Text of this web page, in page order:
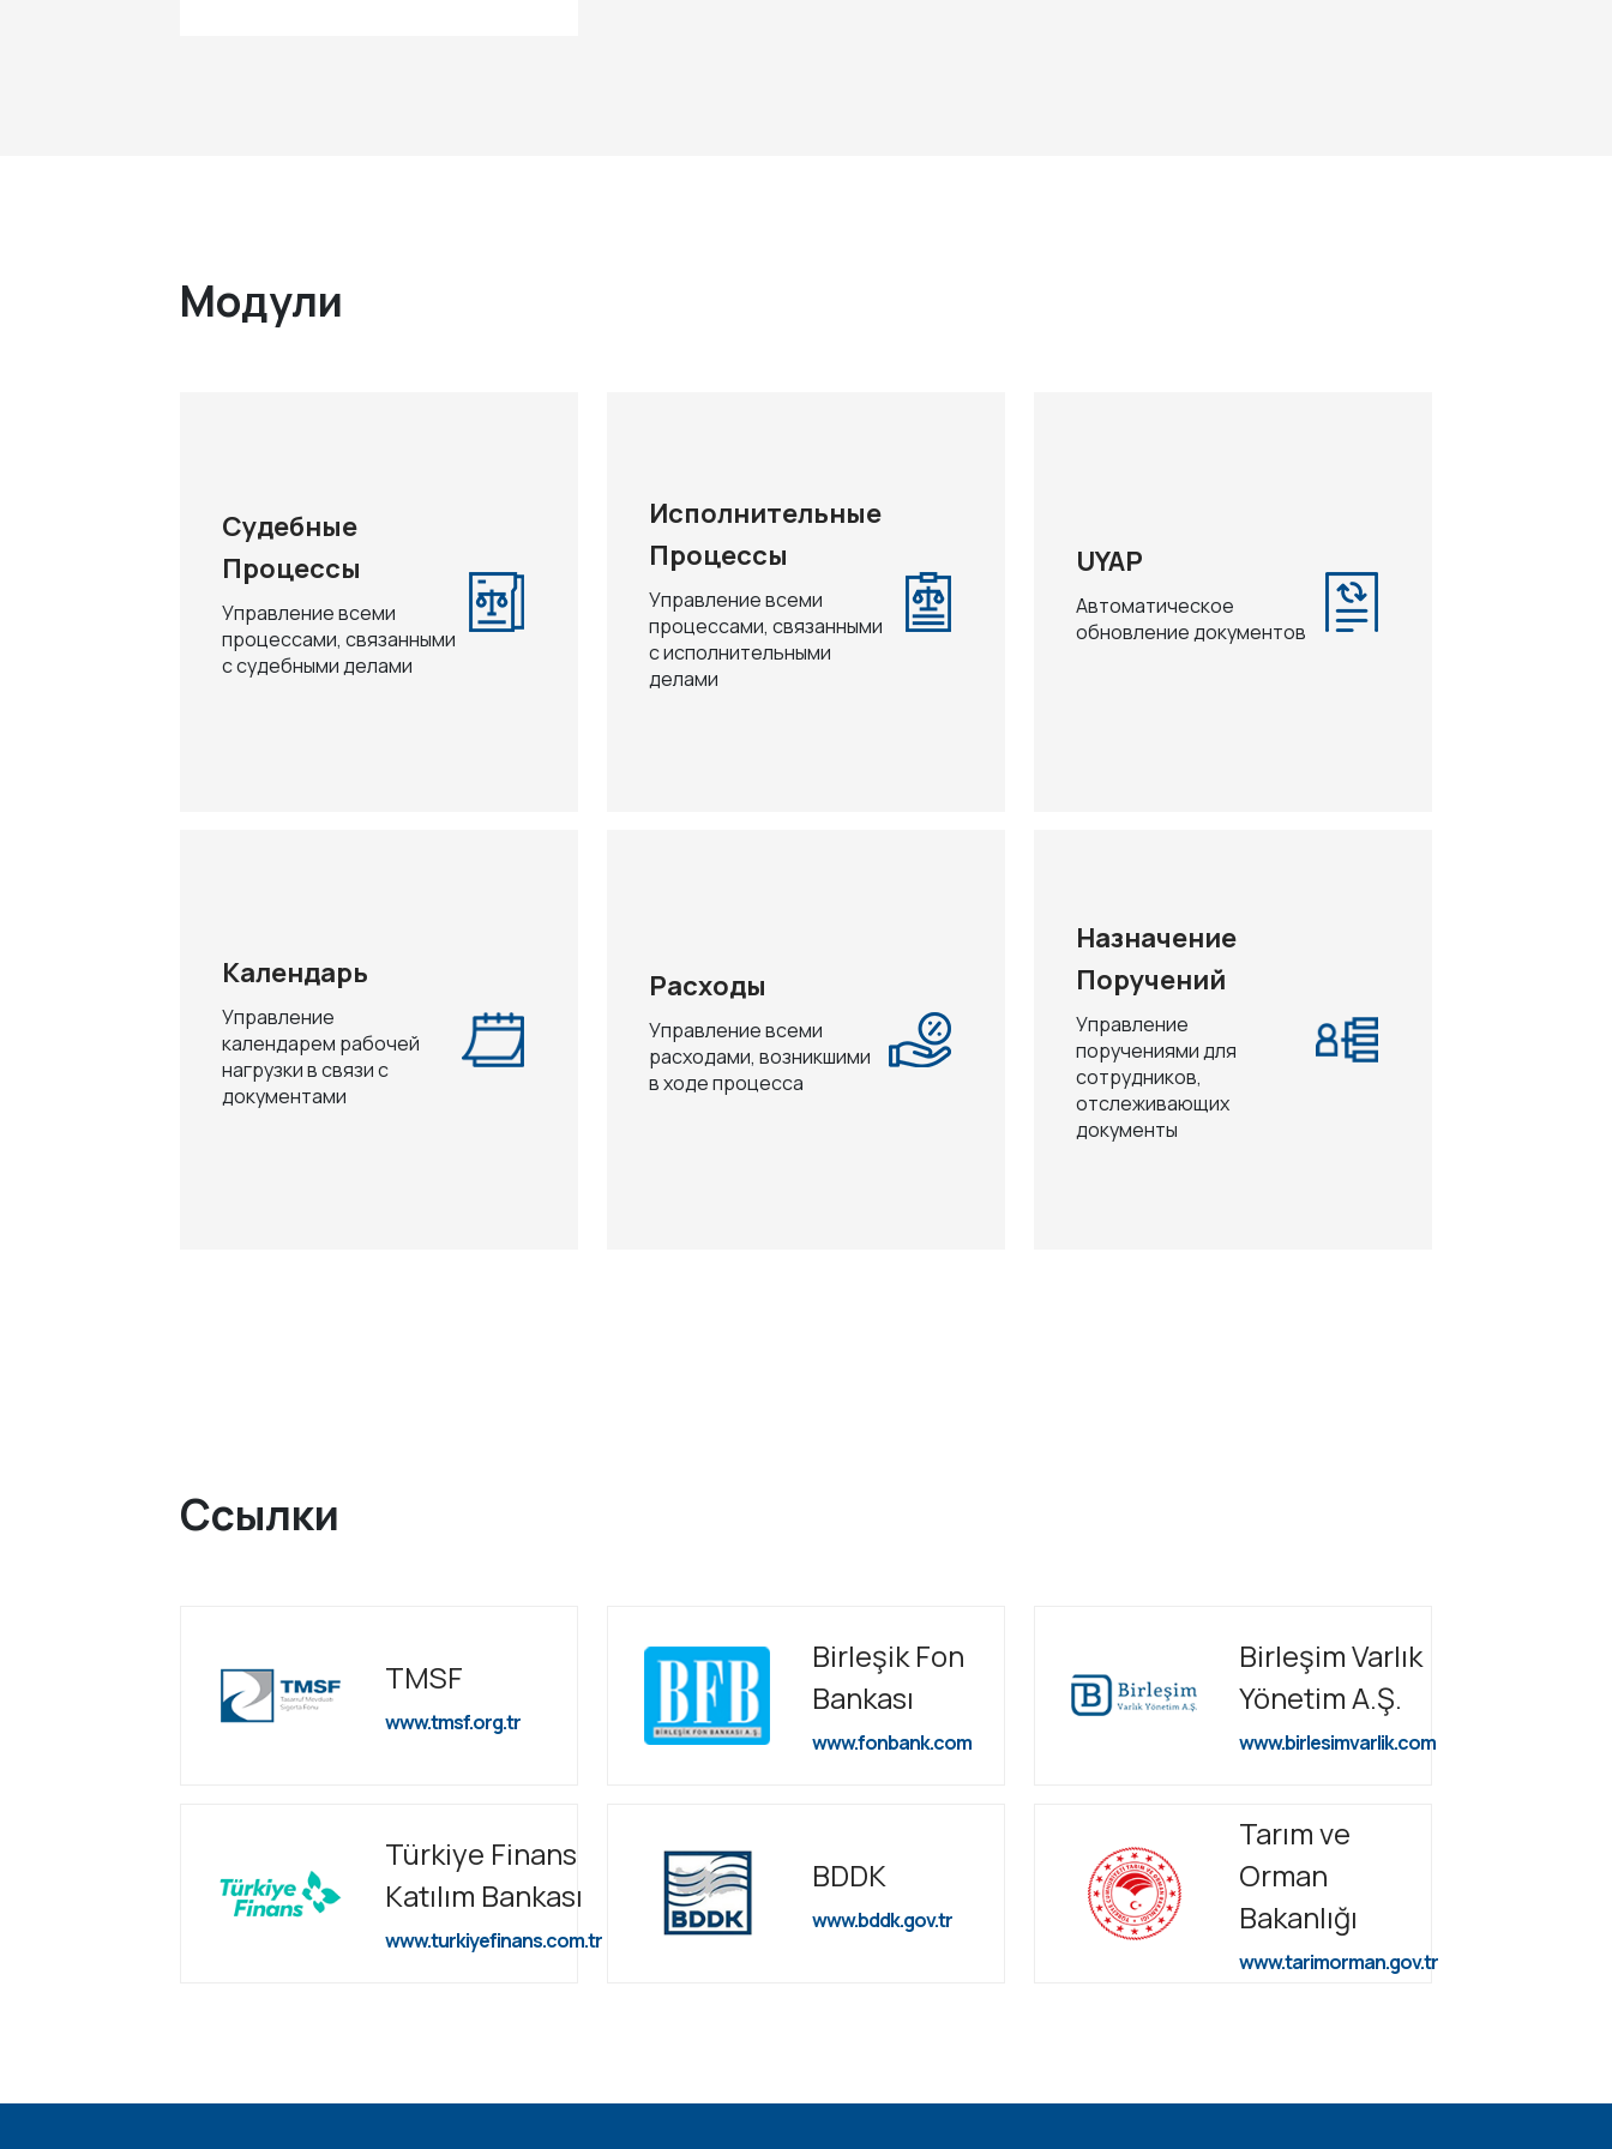
Модули
Судебные
Процессы
Управление всеми
процессами, связанными
с судебными делами
Исполнительные
Процессы
Управление всеми
процессами, связанными
с исполнительными
делами
UYAP
Автоматическое
обновление документов
Календарь
Управление
календарем рабочей
нагрузки в связи с
документами
Расходы
Управление всеми
расходами, возникшими
в ходе процесса
Назначение
Поручений
Управление
поручениями для
сотрудников,
отслеживающих
документы
Ссылки
TMSF
www.tmsf.org.tr
Birleşik Fon
Bankası
www.fonbank.com
Birleşim Varlık
Yönetim A.Ş.
www.birlesimvarlik.com
Türkiye Finans
Katılım Bankası
www.turkiyefinans.com.tr
BDDK
www.bddk.gov.tr
Tarım ve
Orman
Bakanlığı
www.tarimorman.gov.tr